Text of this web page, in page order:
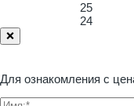
25
24
❌
Для ознакомления с